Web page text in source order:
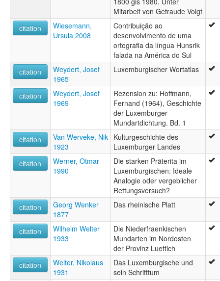
Mitarbeit von Getraude Voigt
citation
Wiesemann,
Ursula 2008
Contribuição ao
desenvolvimento de uma
ortografia da língua Hunsrik
falada na América do Sul
citation
Weydert, Josef
1965
Luxemburgischer Wortatlas
citation
Weydert, Josef
1969
Rezension zu: Hoffmann,
Fernand (1964), Geschichte
der Luxemburger
Mundartdichtung. Bd. 1
citation
Van Werveke, Nik
1923
Kulturgeschichte des
Luxemburger Landes
citation
Werner, Otmar
1990
Die starken Präterita im
Luxemburgischen: Ideale
Analogie oder vergeblicher
Rettungsversuch?
citation
Georg Wenker
1877
Das rheinische Platt
citation
Wilhelm Welter
1933
Die Niederfraenkischen
Mundarten im Nordosten
der Provinz Luettich
citation
Welter, Nikolaus
1931
Das Luxemburgische und
sein Schrifttum